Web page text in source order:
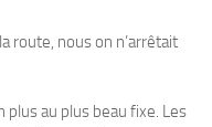
route, nous on n’arrêtait
plus au plus beau fixe. Les